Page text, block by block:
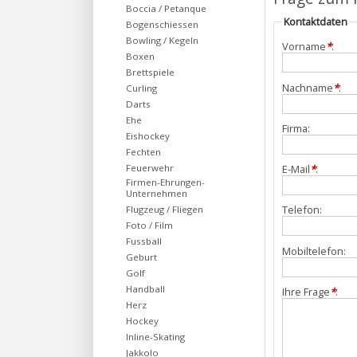
Kontaktdaten
Vorname*:
Nachname*:
Firma:
E-Mail*:
Telefon:
Mobiltelefon:
Ihre Frage*:
Boccia / Petanque
Bogenschiessen
Bowling / Kegeln
Boxen
Brettspiele
Curling
Darts
Ehe
Eishockey
Fechten
Feuerwehr
Firmen-Ehrungen-
Unternehmen
Flugzeug / Fliegen
Foto / Film
Fussball
Geburt
Golf
Handball
Herz
Hockey
Inline-Skating
Jakkolo